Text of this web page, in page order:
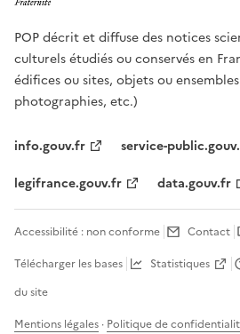
POP décrit et diffuse des notices
culturels étudiés ou conservés en
édifices ou sites, objets ou
photographies, etc.)
info.gouv.fr
service-
legifrance.gouv.fr
data.gouv.fr
Accessibilité : non conforme Contact
Télécharger les bases
Statistiques
du site
Mentions légales · Politique de